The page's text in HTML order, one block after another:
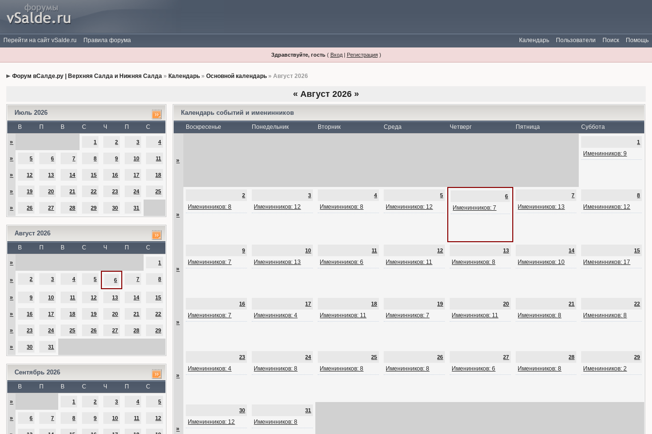
Перейти на сайт vSalde.ru Правила форума Помощь
Поиск
Пользователи
Календарь
Здравствуйте, гость( Вход| Регистрация)
Форум вСалде.ру | Верхняя Салда и Нижняя Салда » Календарь »Основной календарь » Август 2026
« Август 2026 »
Июль 2026
В П В С Ч П С
» 1 2 3 4
» 5 6 7 8 9 10 11
» 12 13 14 15 16 17 18
» 19 20 21 22 23 24 25
» 26 27 28 29 30 31
Август 2026
В П В С Ч П С
» 1
» 2 3 4 5 6 7 8
» 9 10 11 12 13 14 15
» 16 17 18 19 20 21 22
» 23 24 25 26 27 28 29
» 30 31
Сентябрь 2026
В П В С Ч П С
» 1 2 3 4 5
» 6 7 8 9 10 11 12
Календарь событий и именинников
Воскресенье Понедельник Вторник Среда Четверг Пятница Суббота
»
1
Именинников: 9
»
2
Именинников: 8
3
Именинников: 12
4
Именинников: 8
5
Именинников: 12
6
Именинников: 7
7
Именинников: 13
8
Именинников: 12
»
9
Именинников: 7
10
Именинников: 13
11
Именинников: 6
12
Именинников: 11
13
Именинников: 8
14
Именинников: 10
15
Именинников: 17
»
16
Именинников: 7
17
Именинников: 4
18
Именинников: 11
19
Именинников: 7
20
Именинников: 11
21
Именинников: 8
22
Именинников: 8
»
23
Именинников: 4
24
Именинников: 8
25
Именинников: 8
26
Именинников: 8
27
Именинников: 6
28
Именинников: 8
29
Именинников: 2
»
30
Именинников: 12
31
Именинников: 8